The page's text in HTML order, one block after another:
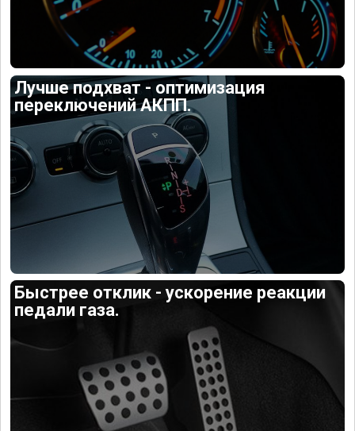
Лучше подхват - оптимизация
переключений АКПП.
Быстрее отклик - ускорение реакции
педали газа.